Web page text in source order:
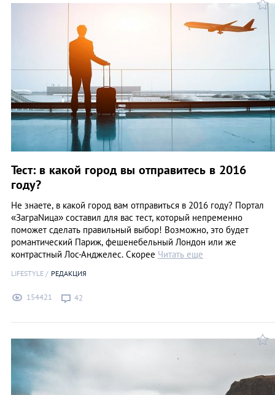
Тест: в какой город вы отправитесь в 2016
году?
Не знаете, в какой город вам отправиться в 2016 году? Портал
«ЗаграNица» составил для вас тест, который непременно
поможет сделать правильный выбор! Возможно, это будет
романтический Париж, фешенебельный Лондон или же
контрастный Лос-Анджелес. Скорее Читать еще
LIFESTYLE РЕДАКЦИЯ
154421 42